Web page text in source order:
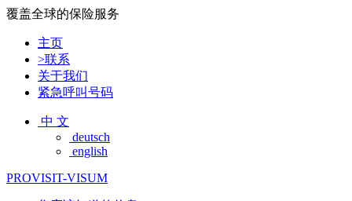
覆盖全球的保险服务
主页
>联系
关于我们
紧急呼叫号码
中 文
deutsch
english
PROVISIT-VISUM